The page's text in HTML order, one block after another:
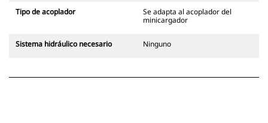
Tipo de acoplador
Se adapta al acoplador del
minicargador
Sistema hidráulico necesario Ninguno